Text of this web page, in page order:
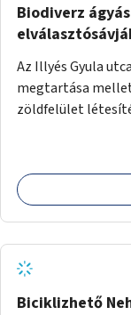
Biodiverz
Az Illyés Gyula
megtartása
zöldfelület
Biciklizhető